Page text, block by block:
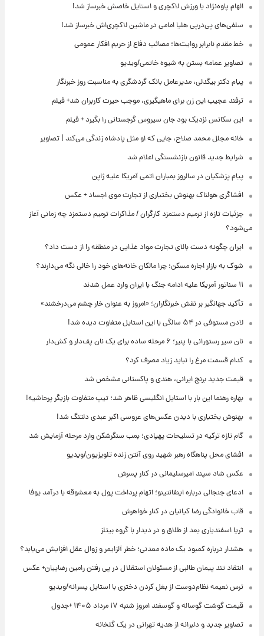
الهام پاوه‌نژاد با ورزش لاکچری و استایل خاصش خبرساز شد!
سلفی‌های پی‌درپی هلیا امامی در ماشین لاکچری‌اش خبرساز شد!
خط مقدم نابرابر روایت‌ها؛ مصائب دفاع از حریم افکار عمومی
تصاویر عمامه بستن به شیوه خاتمی/ویدیو
پیام دکتر بیگدلی، مدیرعامل بانک گردشگری به مناسبت روز خبرنگار
ترفند عجیب این زن برای ماهیگیری، موجب حیرت کاربران شد+ فیلم
این سکانس نزدیک بود جان سیروس گرجستانی را بگیرد + فیلم
خانه مجلل محمد صلاح، جایی که او مثل پادشاه زندگی می‌کند | تصاویر
شرایط جدید قانون بازنشستگی اعلام شد
پیام پزشکیان در سالروز بمباران اتمی آمریکا علیه ژاپن
افشاگری هولناک بهنوش بختیاری از تجارت موی اجساد + عکس
جزئیات تازه از ترمیم دستمزد کارگران / مذاکرات ترمیم دستمزد چه زمانی آغاز
می‌شود؟
ایران چگونه دست بالای تجارت مواد غذایی در منطقه را از دست داد؟
شوک به بازار اجاره مسکن؛ چرا مالکان خانه‌های خود را خالی نگه می‌دارند؟
۱۱ سناتور آمریکا علیه ادامه جنگ با ایران وارد عمل شدند
تأکید جهانگیر بر نقش خبرنگاران؛ «امروز به عنوان خار چشم می‌درخشند»
لادن مستوفی در ۵۴ سالگی با این استایل متفاوت دیده شد!
نان سیر رستورانی با پنیر؛ ۶ مرحله ساده برای یک نان پف‌دار و کش‌دار
کدام قسمت مرغ را نباید زیاد مصرف کرد؟
قیمت جدید برنج ایرانی، هندی و پاکستانی مشخص شد
بهاره رهنما این بار با استایل انگلیسی ظاهر شد؛ تیپ متفاوت بازیگر پرحاشیه!
بهنوش بختیاری با دیدن عکس‌های عروسی اکبر عبدی دلتنگ شد!
گام تازه ترکیه در تسلیحات پهپادی؛ بمب سنگرشکن وارد مرحله آزمایش شد
افشای محل پناهگاه‌ رهبر شهید روی آنتن زنده تلویزیون/ویدیو
عکس شاد سپند امیرسلیمانی در کنار پسرش
ادعای جنجالی درباره اینفانتینو؛ اتهام پرداخت پول به معشوقه با درآمد یوفا
قاب خانوادگی رضا کیانیان در کنار خواهرش
ثریا اسفندیاری بعد از طلاق و در دیدار با گروه بیتلز
هشدار درباره کمبود یک ماده معدنی؛ خطر آلزایمر و زوال عقل افزایش می‌یابد؟
انتقاد تند پیمان طالبی از مسئولان استقلال در پی رفتن رامین رضاییان+ عکس
ترس نعیمه نظام‌دوست از بغل کردن دختری با استایل پسرانه/ویدیو
قیمت گوشت گوساله و گوسفند امروز شنبه ۱۷ مرداد ۱۴۰۵ +جدول
تصاویر جدید و دلبرانه از هدیه تهرانی در یک گلخانه